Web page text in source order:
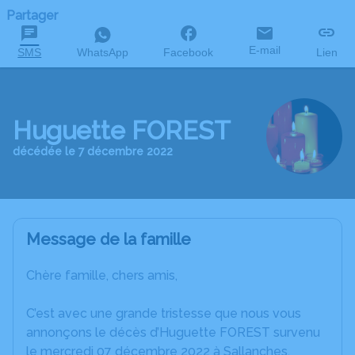
Partager
SMS WhatsApp Facebook E-mail Lien
Huguette FOREST
décédée le 7 décembre 2022
Message de la famille
Chère famille, chers amis,
C’est avec une grande tristesse que nous vous
annonçons le décès d’Huguette FOREST survenu
le mercredi 07 décembre 2022 à Sallanches.